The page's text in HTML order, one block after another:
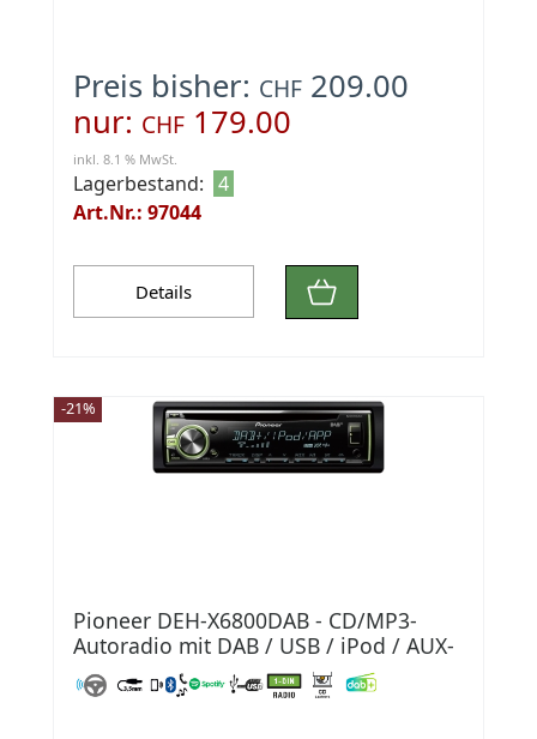
Preis bisher: CHF 209.00
nur: CHF 179.00
inkl. 8.1 % MwSt.
Lagerbestand: 4
Art.Nr.: 97044
Details
-21%
Pioneer DEH-X6800DAB - CD/MP3-
Autoradio mit DAB / USB / iPod / AUX-
IN